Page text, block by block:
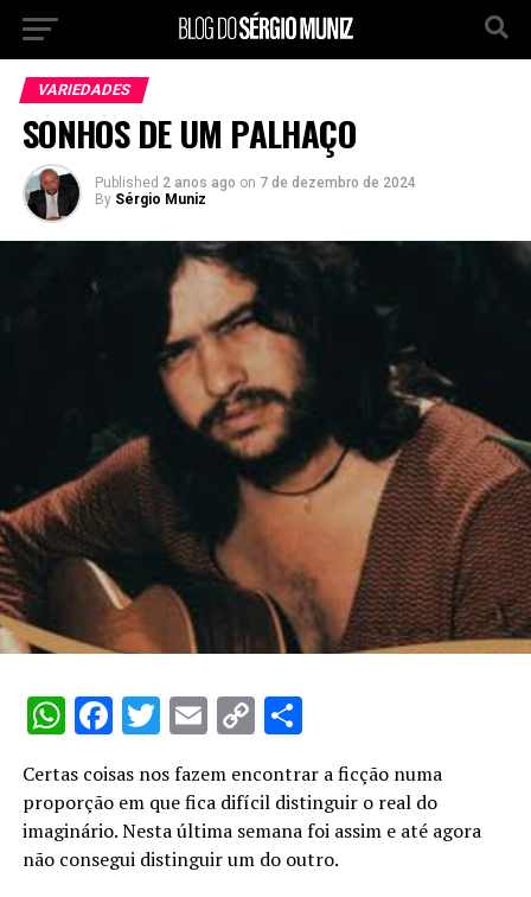
VARIEDADES
SONHOS DE UM PALHAÇO
Published 2 anos ago on 7 de dezembro de 2024
By Sérgio Muniz
WhatsApp
Facebook
Twitter
Email
CopyShare
Certas coisas nos fazem encontrar a ficção numa
proporção em que fica difícil distinguir o real do
imaginário. Nesta última semana foi assim e até agora
não consegui distinguir um do outro.